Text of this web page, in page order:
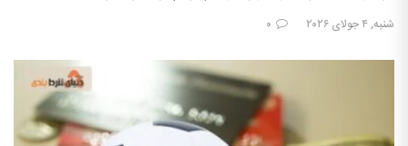
شنبه, ۴ جولای ۲۰۲۶ ۰